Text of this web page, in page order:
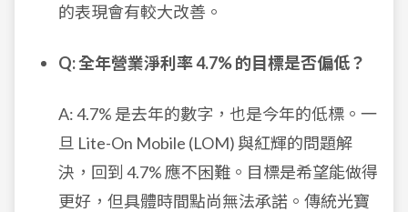
的表現會有較大改善。
Q: 全年營業淨利率 4.7% 的目標是否偏低？
A: 4.7% 是去年的數字，也是今年的低標。一
旦 Lite-On Mobile (LOM) 與紅輝的問題解
決，回到 4.7% 應不困難。目標是希望能做得
更好，但具體時間點尚無法承諾。傳統光寶